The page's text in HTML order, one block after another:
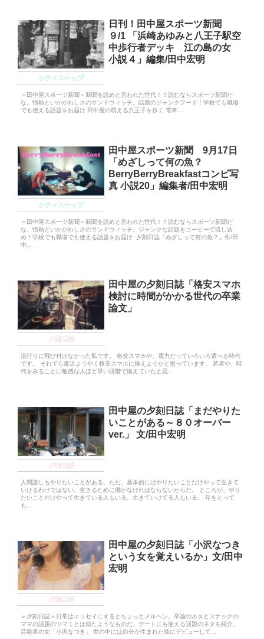
シティスナップ
日刊！田中屋スポーツ新聞
９/1 「浜崎あゆみと八王子駅空
中歩行者デッキ 江の島の女
小説４」編集/田中宏明
＝田中屋スポーツ新聞＝新聞を読めと言われた世代！？読むならスポーツ新聞だ
な。情熱といかがわしさのサンドウィッチ。話題のジャンクフード！学校でも職場
でも使える話題をお届け 田中屋の萌える八王子を歩く 電車...
シティスナップ
田中屋スポーツ新聞 9月17日
「めざしって何の魚？
BerryBerryBreakfastコンビ写
真 小説20」編集者/田中宏明
＝田中屋スポーツ新聞＝新聞を読めと言われた世代！？読むならスポーツ新聞だ
な。情熱といかがわしさのサンドウィッチ。ジャンクな話題をコーヒーで流し込
め！学校でも職場でも使える話題をお届け 夕刻日誌「めざしって何の魚？」作/田
中...
夕刻日誌
田中屋の夕刻日誌「格安スマホ
検討に時間がかかる世代の卒業
論文」
流行りに飛び付けなかった私です。 格安スマホや、電力だっていろいろ選べる時代
です。 それでも最近ようやく格安スマホに換えようかと思っています。 若者や、時
代をみることに敏感な人ほど早い段階で換えていたと思...
夕刻日誌
田中屋の夕刻日誌「まだやりた
いことがある～８０オーバー
ver.」 文/田中宏明
人間誰しもやりたいことがある。ただ、基本的にはやりたいことだけやって生きて
いけるわけではない。生きるために働かなければならないからだ。 ところが、やり
たいことだけやって生きている人もいる。生きていけてる人もいる。 年をとって
も...
夕刻日誌
田中屋の夕刻日誌「小沢なつき
という女を覚えいるか」文/田中
宏明
＝夕刻日誌＝日常はエッセイにするとちょっとメルヘン。卒論のネタとスナックの
ママの話題のツマミとは似たようなものだ。デートにも使える話題のネタを紹介。
芸能界の女「小沢なつき」 世の中には自分が生まれた後にデビューして...